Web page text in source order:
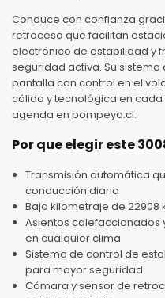
Conduce con confianza
retroceso que facilitan
electrónico de estabilidad y
seguridad activa. Su
pantalla con control en el
cálida y tecnológica en
agenda en pompeyo.cl.
Por que elegir este
Transmisión automática
conducción diaria
Bajo kilometraje de 22908
Asientos calefaccionados
en cualquier clima
Sistema de control de
para mayor seguridad
Cámara y sensor de